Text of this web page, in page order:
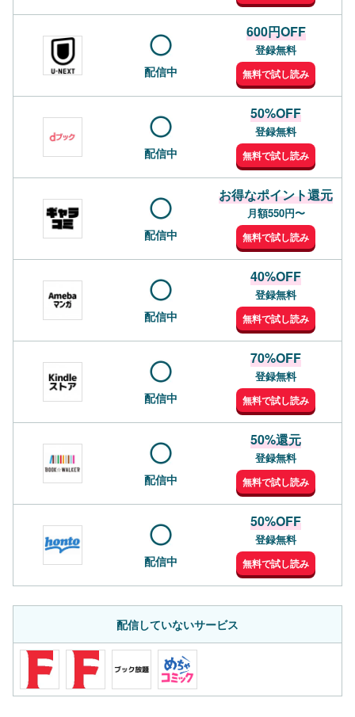
配信中
600円OFF
登録無料
無料で試し読み
配信中
50%OFF
登録無料
無料で試し読み
配信中
お得なポイント還元
月額550円〜
無料で試し読み
配信中
40%OFF
登録無料
無料で試し読み
配信中
70%OFF
登録無料
無料で試し読み
配信中
50%還元
登録無料
無料で試し読み
配信中
50%OFF
登録無料
無料で試し読み
配信していないサービス